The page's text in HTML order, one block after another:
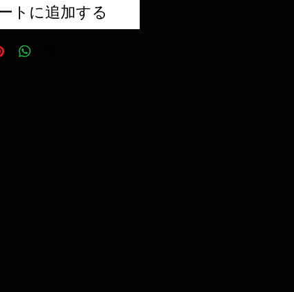
トに追加する